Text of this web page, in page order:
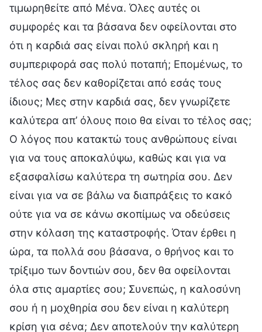
τιμωρηθείτε από Μένα. Όλες αυτές οι
συμφορές και τα βάσανα δεν οφείλονται στο
ότι η καρδιά σας είναι πολύ σκληρή και η
συμπεριφορά σας πολύ ποταπή; Επομένως, το
τέλος σας δεν καθορίζεται από εσάς τους
ίδιους; Μες στην καρδιά σας, δεν γνωρίζετε
καλύτερα απ’ όλους ποιο θα είναι το τέλος σας;
Ο λόγος που κατακτώ τους ανθρώπους είναι
για να τους αποκαλύψω, καθώς και για να
εξασφαλίσω καλύτερα τη σωτηρία σου. Δεν
είναι για να σε βάλω να διαπράξεις το κακό
ούτε για να σε κάνω σκοπίμως να οδεύσεις
στην κόλαση της καταστροφής. Όταν έρθει η
ώρα, τα πολλά σου βάσανα, ο θρήνος και το
τρίξιμο των δοντιών σου, δεν θα οφείλονται
όλα στις αμαρτίες σου; Συνεπώς, η καλοσύνη
σου ή η μοχθηρία σου δεν είναι η καλύτερη
κρίση για σένα; Δεν αποτελούν την καλύτερη